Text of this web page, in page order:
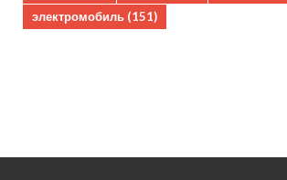
электромобиль (151)